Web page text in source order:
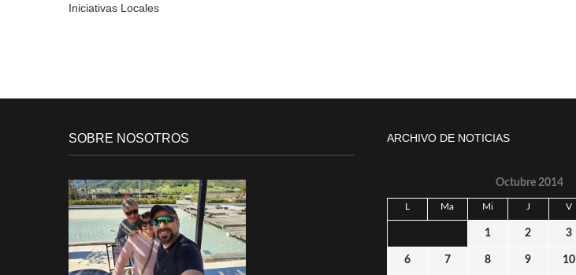
Iniciativas Locales
SOBRE NOSOTROS ARCHIVO DE NOTICIAS
Octubre 2014
L Ma Mi J V
1 2 3
6 7 8 9 10